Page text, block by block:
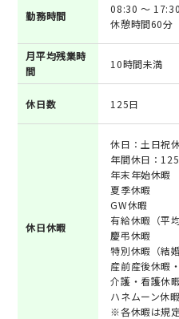
勤務時間
08:30 ～ 17:30
休憩時間60分
月平均残業時
間
10時間未満
休日数 125日
休日休暇
休日：土日祝
年間休日：
年末年始休暇
夏季休暇
GW休暇
有給休暇（平
慶弔休暇
特別休暇（結
産前産後休暇
介護・看護休暇
ハネムーン休暇
※各休暇は規